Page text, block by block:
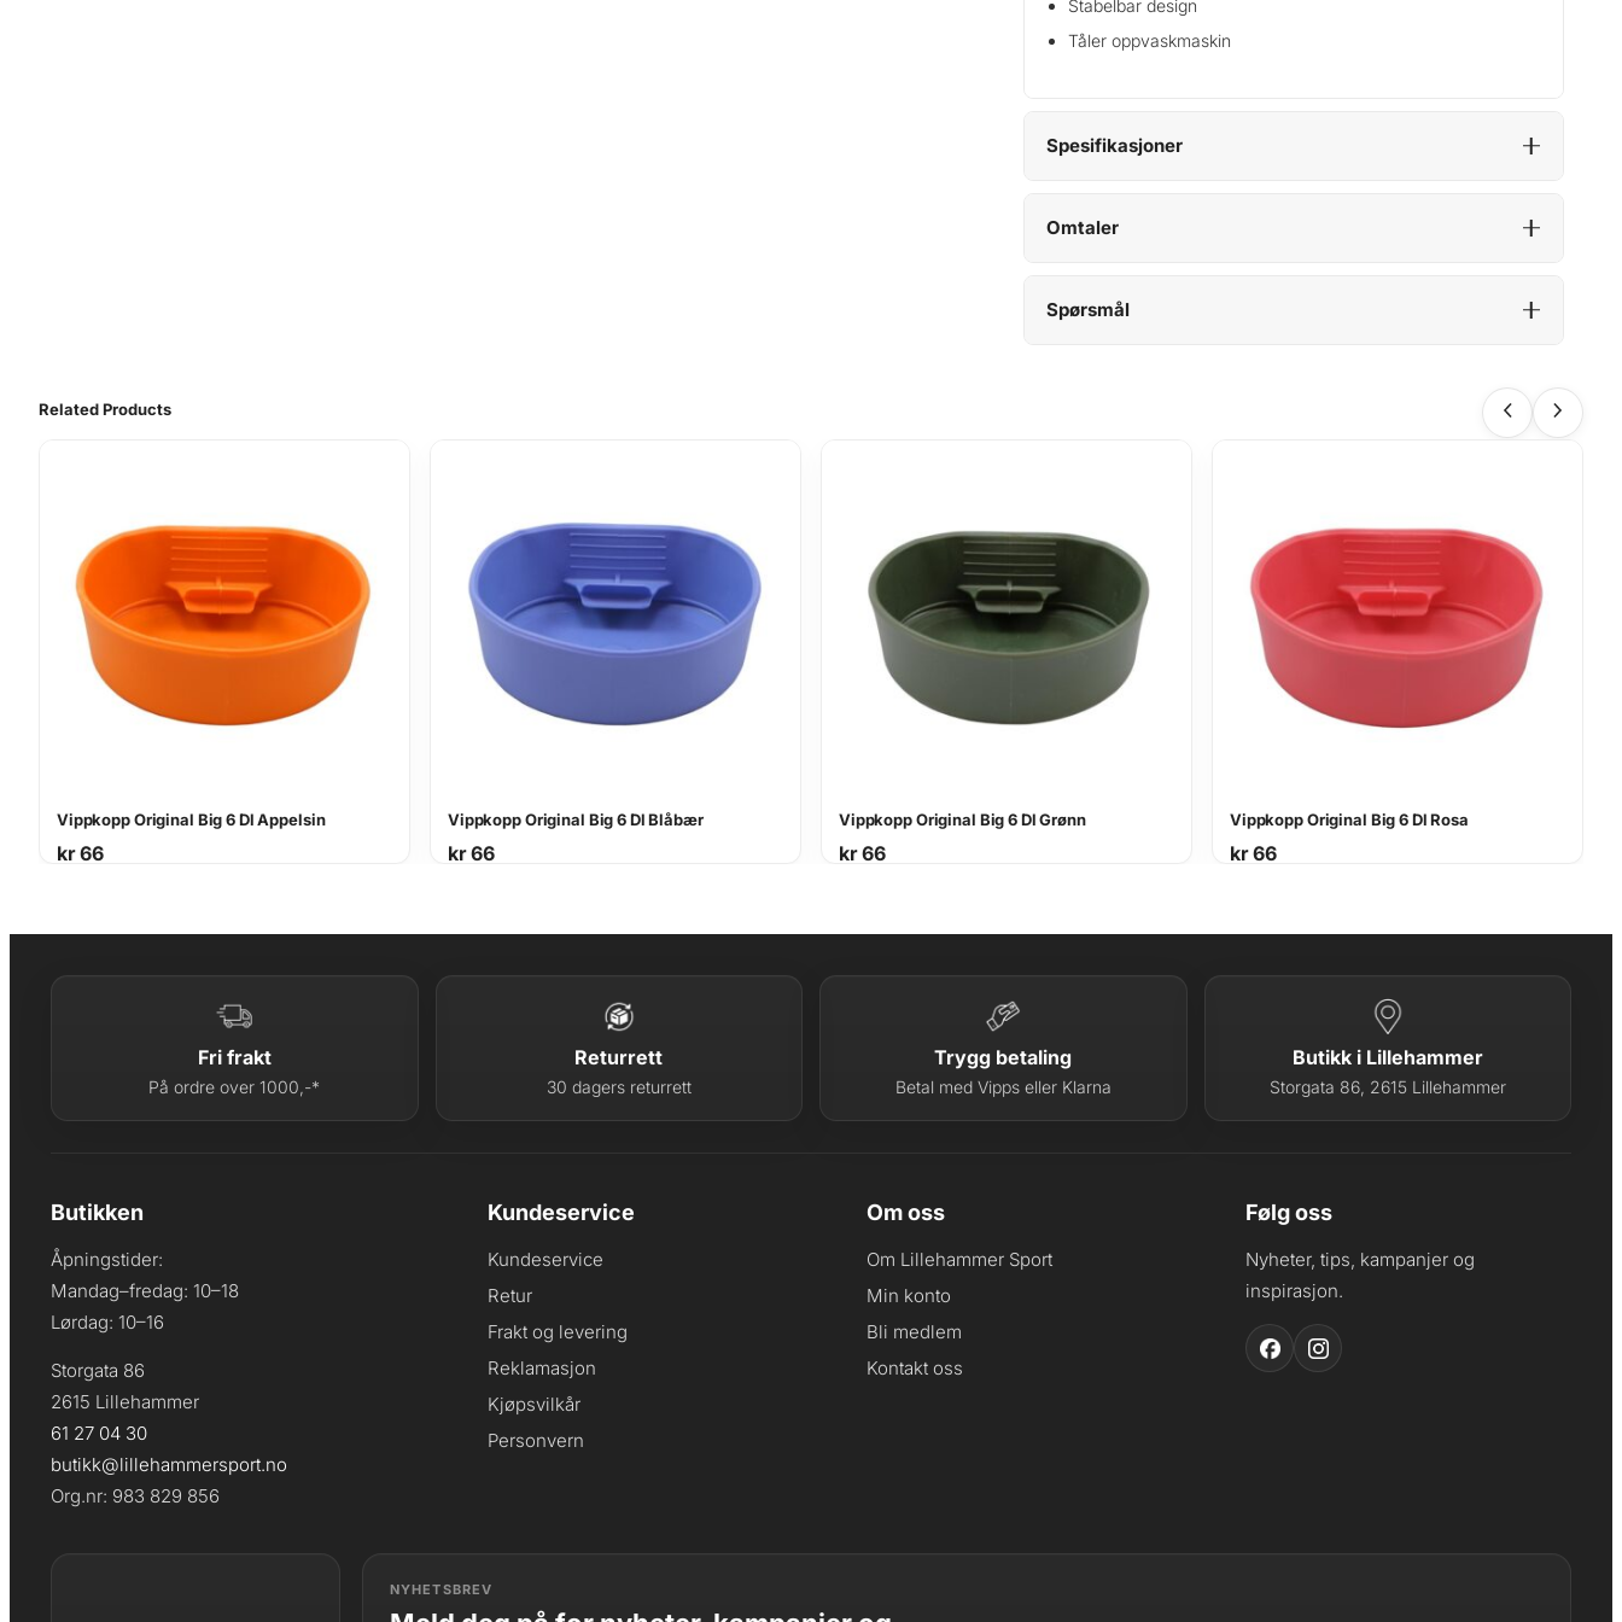
Stabelbar design
Tåler oppvaskmaskin
Spesifikasjoner
Omtaler
Spørsmål
Related Products
Vippkopp Original Big 6 Dl Appelsin
kr66
Vippkopp Original Big 6 Dl Blåbær
kr66
Vippkopp Original Big 6 Dl Grønn
kr66
Vippkopp Original Big 6 Dl Rosa
kr66
Fri frakt
På ordre over 1000,-*
Returrett
30 dagers returrett
Trygg betaling
Betal med Vipps eller Klarna
Butikk i Lillehammer
Storgata 86, 2615 Lillehammer
Butikken
Åpningstider:
Mandag–fredag: 10–18
Lørdag: 10–16
Storgata 86
2615 Lillehammer
61 27 04 30
butikk@lillehammersport.no
Org.nr: 983 829 856
Kundeservice
Kundeservice
Retur
Frakt og levering
Reklamasjon
Kjøpsvilkår
Personvern
Om oss
Om Lillehammer Sport
Min konto
Bli medlem
Kontakt oss
Følg oss
Nyheter, tips, kampanjer og
inspirasjon.
NYHETSBREV